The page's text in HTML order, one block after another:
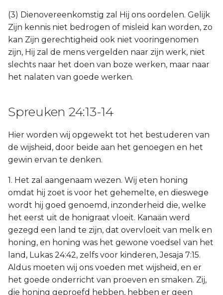
(3) Dienovereenkomstig zal Hij ons oordelen. Gelijk
Zijn kennis niet bedrogen of misleid kan worden, zo
kan Zijn gerechtigheid ook niet vooringenomen
zijn, Hij zal de mens vergelden naar zijn werk, niet
slechts naar het doen van boze werken, maar naar
het nalaten van goede werken.
Spreuken 24:13-14
Hier worden wij opgewekt tot het bestuderen van
de wijsheid, door beide aan het genoegen en het
gewin ervan te denken.
1. Het zal aangenaam wezen. Wij eten honing
omdat hij zoet is voor het gehemelte, en dieswege
wordt hij goed genoemd, inzonderheid die, welke
het eerst uit de honigraat vloeit. Kanaän werd
gezegd een land te zijn, dat overvloeit van melk en
honing, en honing was het gewone voedsel van het
land, Lukas 24:42, zelfs voor kinderen, Jesaja 7:15.
Aldus moeten wij ons voeden met wijsheid, en er
het goede onderricht van proeven en smaken. Zij,
die honing geproefd hebben, hebben er geen